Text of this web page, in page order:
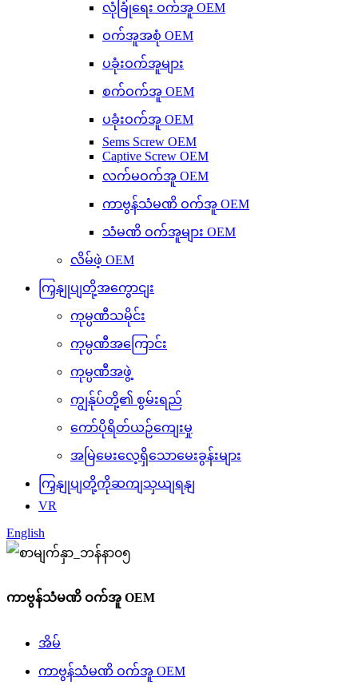
လုံခြုံရေး ဝက်အူ OEM
ဝက်အူအစုံ OEM
ပခုံးဝက်အူများ
စက်ဝက်အူ OEM
ပခုံးဝက်အူ OEM
Sems Screw OEM
Captive Screw OEM
လက်မဝက်အူ OEM
ကာဗွန်သံမဏိ ဝက်အူ OEM
သံမဏိ ဝက်အူများ OEM
လိမ်ဖဲ့ OEM
ကြှနျုပျတို့အကွောငျး
ကုမ္ပဏီသမိုင်း
ကုမ္ပဏီအကြောင်း
ကုမ္ပဏီအဖွဲ့
ကျွန်ုပ်တို့၏ စွမ်းရည်
ကော်ပိုရိတ်ယဉ်ကျေးမှု
အမြဲမေးလေ့ရှိသောမေးခွန်းများ
ကြှနျုပျတို့ကိုဆကျသှယျရနျ
VR
English
ကာဗွန်သံမဏိ ဝက်အူ OEM
အိမ်
ကာဗွန်သံမဏိ ဝက်အူ OEM